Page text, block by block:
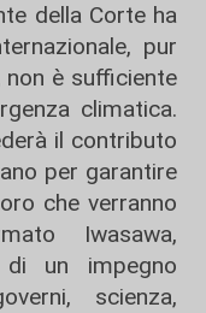
della Corte ha
pur
non è sufficiente
climatica.
il contributo
per garantire
che verranno
Iwasawa,
di un impegno
scienza,